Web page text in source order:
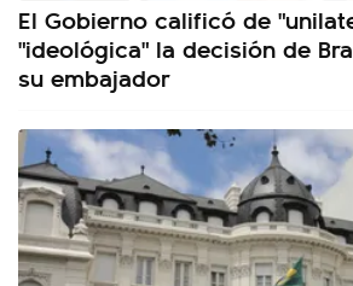
El Gobierno calificó de
"ideológica" la decisión de
su embajador